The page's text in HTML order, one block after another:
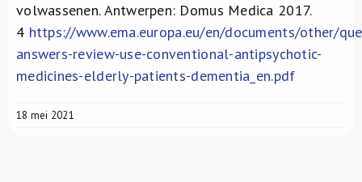
volwassenen. Antwerpen: Domus Medica 2017.
4 https://www.ema.europa.eu/en/documents/other/
answers-review-use-conventional-antipsychotic-
medicines-elderly-patients-dementia_en.pdf
18 mei 2021